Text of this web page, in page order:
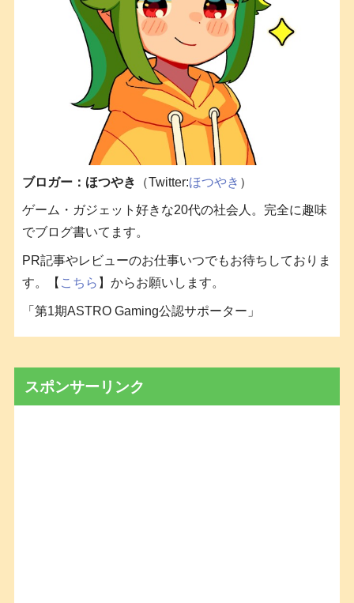
ブロガー：ほつやき （Twitter:ほつやき ）
ゲーム・ガジェット好きな20代の社会人。完全に趣味
でブログ書いてます。
PR記事やレビューのお仕事いつでもお待ちしておりま
す。【 こちら 】からお願いします。
「第1期ASTRO Gaming公認サポーター」
スポンサーリンク